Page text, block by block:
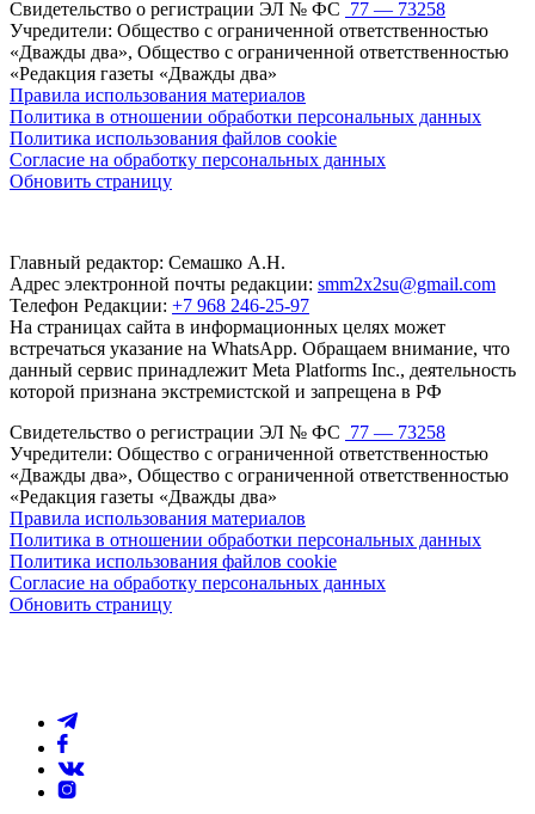
Свидетельство о регистрации ЭЛ № ФС 77 — 73258
Учредители: Общество с ограниченной ответственностью
«Дважды два», Общество с ограниченной ответственностью
«Редакция газеты «Дважды два»
Правила использования материалов
Политика в отношении обработки персональных данных
Политика использования файлов cookie
Согласие на обработку персональных данных
Обновить страницу
Главный редактор: Семашко А.Н.
Адрес электронной почты редакции: smm2x2su@gmail.com
Телефон Редакции: +7 968 246-25-97
На страницах сайта в информационных целях может
встречаться указание на WhatsApp. Обращаем внимание, что
данный сервис принадлежит Meta Platforms Inc., деятельность
которой признана экстремистской и запрещена в РФ
Свидетельство о регистрации ЭЛ № ФС 77 — 73258
Учредители: Общество с ограниченной ответственностью
«Дважды два», Общество с ограниченной ответственностью
«Редакция газеты «Дважды два»
Правила использования материалов
Политика в отношении обработки персональных данных
Политика использования файлов cookie
Согласие на обработку персональных данных
Обновить страницу